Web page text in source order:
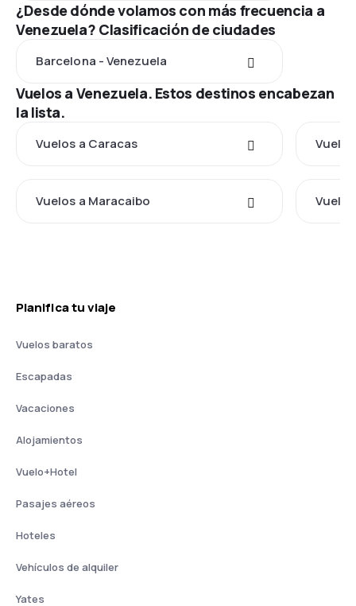
¿Desde dónde volamos con más frecuencia a
Venezuela? Clasificación de ciudades
Barcelona - Venezuela
Vuelos a Venezuela. Estos destinos encabezan
la lista.
Vuelos a Caracas
Vuelos a Maracaibo
Planifica tu viaje
Vuelos baratos
Escapadas
Vacaciones
Alojamientos
Vuelo+Hotel
Pasajes aéreos
Hoteles
Vehículos de alquiler
Yates